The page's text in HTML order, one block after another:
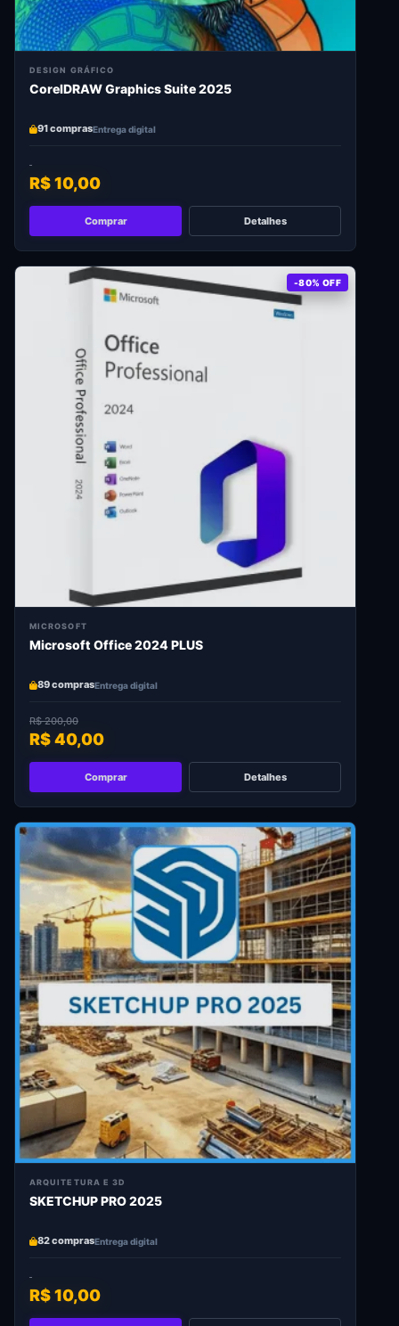
DESIGN GRÁFICO
CorelDRAW Graphics Suite 2025
91 comprasEntrega digital
R$ 10,00
Comprar Detalhes
-80% OFF
MICROSOFT
Microsoft Office 2024 PLUS
89 comprasEntrega digital
R$ 200,00
R$ 40,00
Comprar Detalhes
ARQUITETURA E 3D
SKETCHUP PRO 2025
82 comprasEntrega digital
R$ 10,00